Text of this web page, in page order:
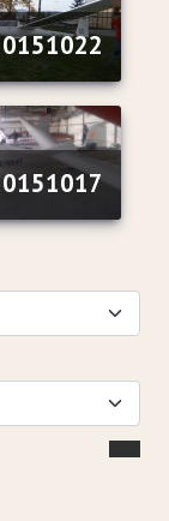
20151022
20151017